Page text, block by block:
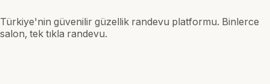
Türkiye'nin güvenilir güzellik randevu platformu. Binlerce
salon, tek tıkla randevu.